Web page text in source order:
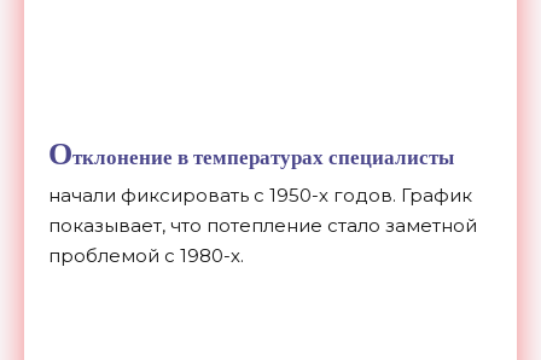
Отклонение в температурах специалисты
начали фиксировать с 1950-х годов. График
показывает, что потепление стало заметной
проблемой с 1980-х.